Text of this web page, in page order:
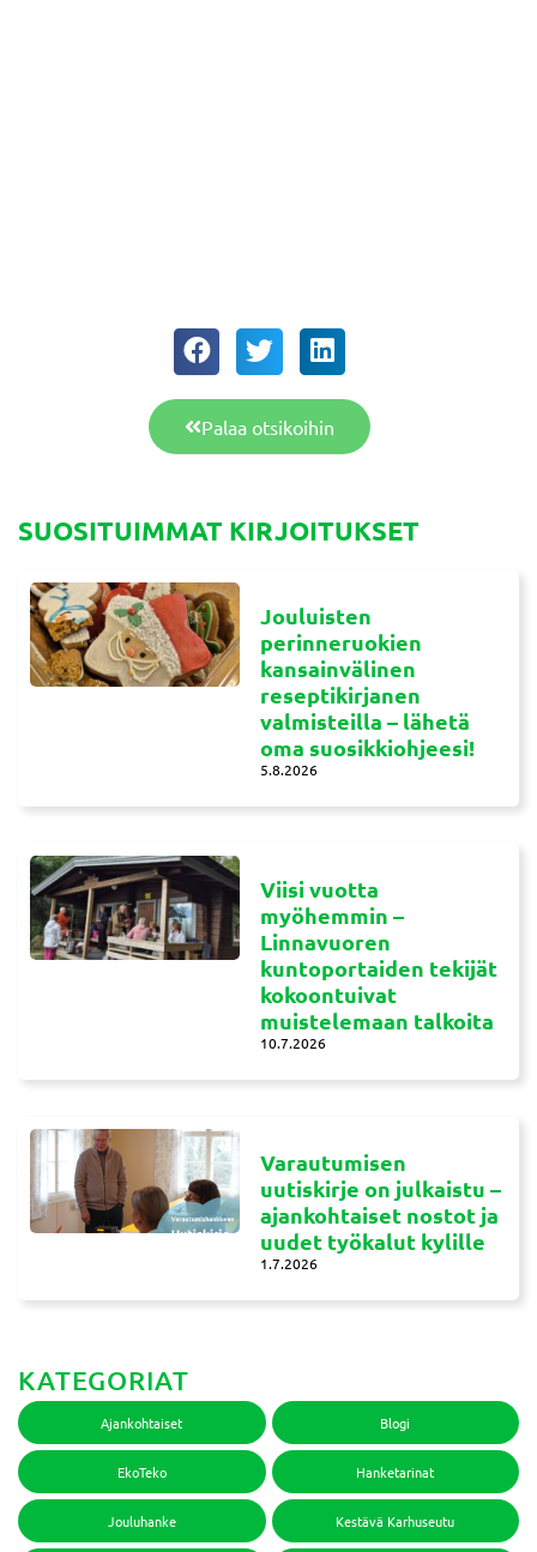
Palaa otsikoihin
SUOSITUIMMAT KIRJOITUKSET
Jouluisten
perinneruokien
kansainvälinen
reseptikirjanen
valmisteilla – lähetä
oma suosikkiohjeesi!
5.8.2026
Viisi vuotta
myöhemmin –
Linnavuoren
kuntoportaiden tekijät
kokoontuivat
muistelemaan talkoita
10.7.2026
Varautumisen
uutiskirje on julkaistu –
ajankohtaiset nostot ja
uudet työkalut kylille
1.7.2026
KATEGORIAT
Ajankohtaiset Blogi
EkoTeko Hanketarinat
Jouluhanke Kestävä Karhuseutu